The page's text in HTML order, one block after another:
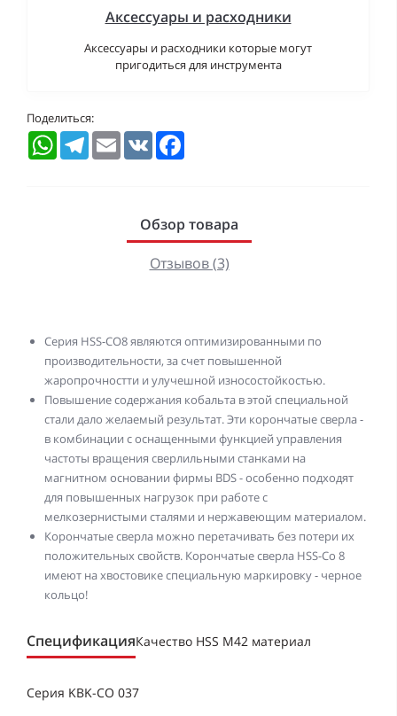
Аксессуары и расходники
Аксессуары и расходники которые могут
пригодиться для инструмента
Поделиться:
WhatsAppTelegramEmail VK
Обзор товара
Отзывов (3)
Серия HSS-CO8 являются оптимизированными по
производительности, за счет повышенной
жаропрочностти и улучешной износостойкостью.
Повышение содержания кобальта в этой специальной
стали дало желаемый результат. Эти корончатые сверла -
в комбинации с оснащенными функцией управления
частоты вращения сверлильными станками на
магнитном основании фирмы BDS - особенно подходят
для повышенных нагрузок при работе с
мелкозернистыми сталями и нержавеющим материалом.
Корончатые сверла можно перетачивать без потери их
положительных свойств. Корончатые сверла HSS-Co 8
имеют на хвостовике специальную маркировку - черное
кольцо!
СпецификацияКачество HSS M42 материал
Серия KBK-CO 037